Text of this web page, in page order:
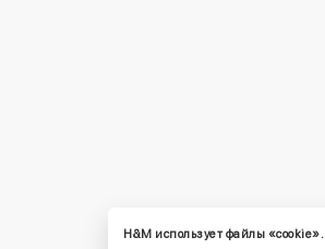
H&M использует файлы «cookie».